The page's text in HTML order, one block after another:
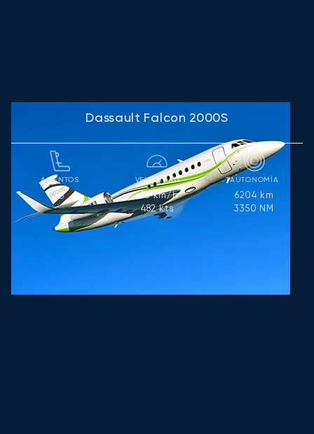
Dassault Falcon 2000S
ASIENTOS
10
VELOCIDAD
893km/h
482kts
AUTONOMÍA
6204 km
3350 NM